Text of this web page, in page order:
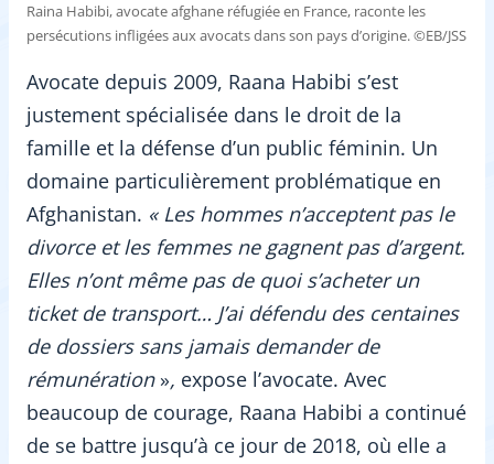
Raina Habibi, avocate afghane réfugiée en France, raconte les
persécutions infligées aux avocats dans son pays d’origine. ©EB/JSS
Avocate depuis 2009, Raana Habibi s’est
justement spécialisée dans le droit de la
famille et la défense d’un public féminin. Un
domaine particulièrement problématique en
Afghanistan. « Les hommes n’acceptent pas le
divorce et les femmes ne gagnent pas d’argent.
Elles n’ont même pas de quoi s’acheter un
ticket de transport… J’ai défendu des centaines
de dossiers sans jamais demander de
rémunération », expose l’avocate. Avec
beaucoup de courage, Raana Habibi a continué
de se battre jusqu’à ce jour de 2018, où elle a